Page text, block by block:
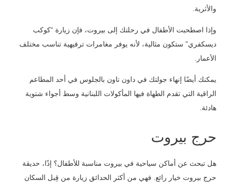
والأثرية.
وإذا اصطحبت الأطفال في رحلتك إلى بيروت، فإن زيارة “كوكب
ديسكفري” ستكون مثالية، لأنه يوفر مغامرات ترفيهية تناسب مختلف
الأعمار.
يمكنك أيضًا إنهاء جولتك في داون تاون بالجلوس في أحد المطاعم
الراقية التي تقدم الطهاة فيها المأكولات اللبنانية وسط أجواء شتوية
هادئة.
حرج بيروت
هل تبحث عن أماكن سياحية في بيروت مناسبة للأطفال؟ إذًا، حديقة
حرج بيروت خيار رائع. فهي من أكثر الحدائق زيارة من قِبل السكان